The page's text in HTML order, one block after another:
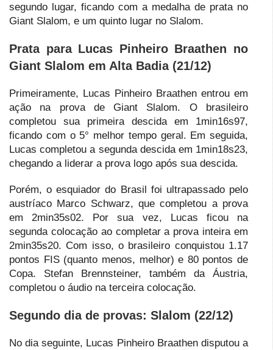
segundo lugar, ficando com a medalha de prata no
Giant Slalom, e um quinto lugar no Slalom.
Prata para Lucas Pinheiro Braathen no
Giant Slalom em Alta Badia (21/12)
Primeiramente, Lucas Pinheiro Braathen entrou em
ação na prova de Giant Slalom. O brasileiro
completou sua primeira descida em 1min16s97,
ficando com o 5° melhor tempo geral. Em seguida,
Lucas completou a segunda descida em 1min18s23,
chegando a liderar a prova logo após sua descida.
Porém, o esquiador do Brasil foi ultrapassado pelo
austríaco Marco Schwarz, que completou a prova
em 2min35s02. Por sua vez, Lucas ficou na
segunda colocação ao completar a prova inteira em
2min35s20. Com isso, o brasileiro conquistou 1.17
pontos FIS (quanto menos, melhor) e 80 pontos de
Copa. Stefan Brennsteiner, também da Áustria,
completou o áudio na terceira colocação.
Segundo dia de provas: Slalom (22/12)
No dia seguinte, Lucas Pinheiro Braathen disputou a